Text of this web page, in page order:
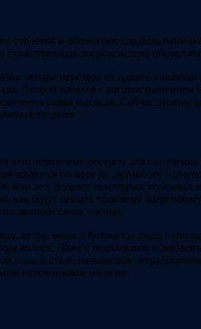
и обозначает кардинальное
существующая энергосистема
четыре перехода от одного
Второй начался с
самая высокая. Сейчас
энергия.
неисчерпаемые ресурсы для
по мере их активного
млн лет. Возраст некоторых
будут решать проблему
занимает умы ученых.
ветра, воды и биомассы люди
колеса. Даже с появлением
план и стали называться
источниками энергии.